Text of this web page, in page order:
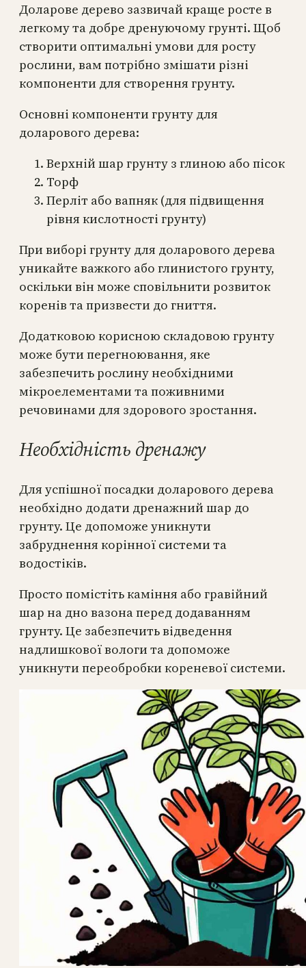
Доларове дерево зазвичай краще росте в
легкому та добре дренуючому грунті. Щоб
створити оптимальні умови для росту
рослини, вам потрібно змішати різні
компоненти для створення грунту.
Основні компоненти грунту для
доларового дерева:
Верхній шар грунту з глиною або пісок
Торф
Перліт або вапняк (для підвищення
рівня кислотності грунту)
При виборі грунту для доларового дерева
уникайте важкого або глинистого грунту,
оскільки він може сповільнити розвиток
коренів та призвести до гниття.
Додатковою корисною складовою грунту
може бути перегноювання, яке
забезпечить рослину необхідними
мікроелементами та поживними
речовинами для здорового зростання.
Необхідність дренажу
Для успішної посадки доларового дерева
необхідно додати дренажний шар до
грунту. Це допоможе уникнути
забруднення корінної системи та
водостіків.
Просто помістіть каміння або гравійний
шар на дно вазона перед додаванням
грунту. Це забезпечить відведення
надлишкової вологи та допоможе
уникнути переобробки кореневої системи.